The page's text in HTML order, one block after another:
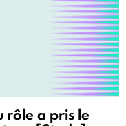
rôle a pris le